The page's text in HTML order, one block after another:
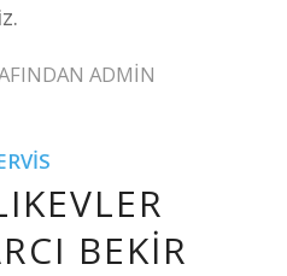
ADMIN
BEKIR